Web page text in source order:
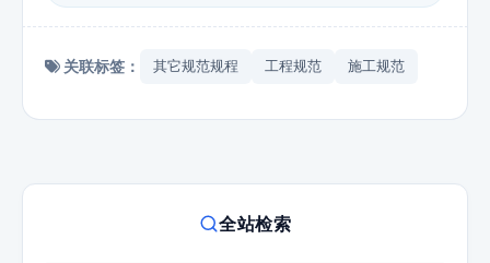
关联标签： 其它规范规程 工程规范 施工规范
全站检索